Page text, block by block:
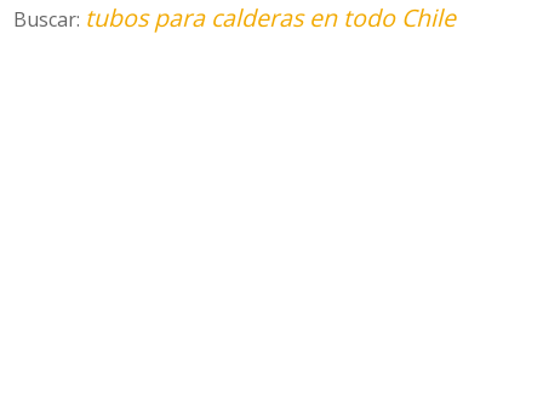
Buscar: tubos para calderas en todo Chile